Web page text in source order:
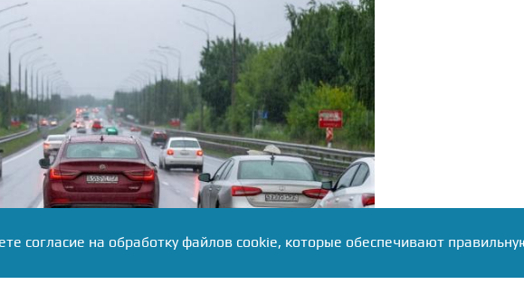
согласие на обработку файлов cookie, которые обеспечивают